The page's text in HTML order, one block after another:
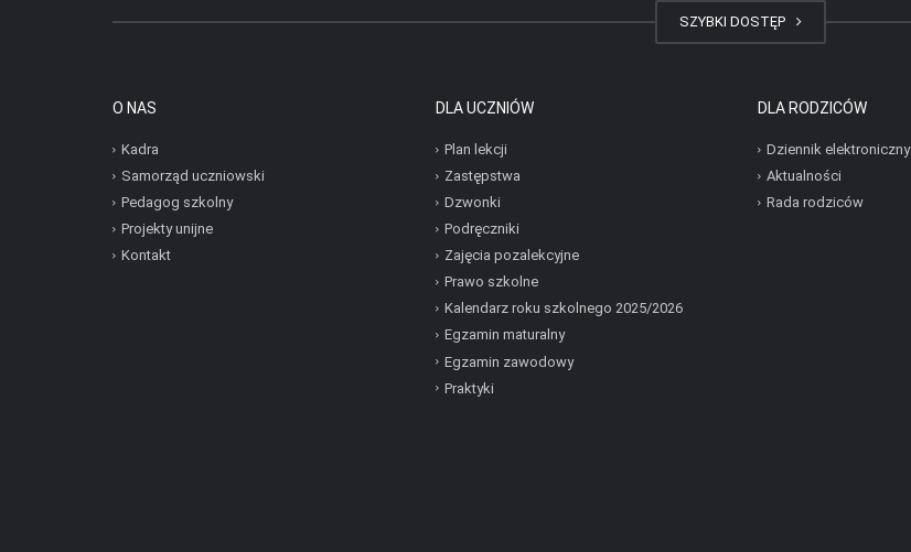
SZYBKI DOSTĘP
O NAS
Kadra
Samorząd uczniowski
Pedagog szkolny
Projekty unijne
Kontakt
DLA UCZNIÓW
Plan lekcji
Zastępstwa
Dzwonki
Podręczniki
Zajęcia pozalekcyjne
Prawo szkolne
Kalendarz roku szkolnego 2025/2026
Egzamin maturalny
Egzamin zawodowy
Praktyki
DLA RODZICÓW
Dziennik elektroniczny
Aktualności
Rada rodziców